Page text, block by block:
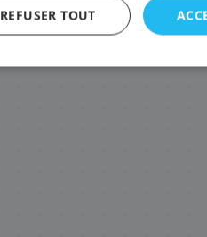
Paiement sécurisé SSL
Facture pro incluse
REFUSER TOUT